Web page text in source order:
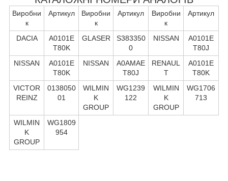
Виробни
к
Артикул
Виробни
к
Артикул
Виробни
к
Артикул
DACIA
A0101E
T80K
GLASER
S383350
0
NISSAN
A0101E
T80J
NISSAN
A0101E
T80K
NISSAN
A0AMAE
T80J
RENAUL
T
A0101E
T80K
VICTOR
REINZ
0138050
01
WILMIN
K
GROUP
WG1239
122
WILMIN
K
GROUP
WG1706
713
WILMIN
K
GROUP
WG1809
954